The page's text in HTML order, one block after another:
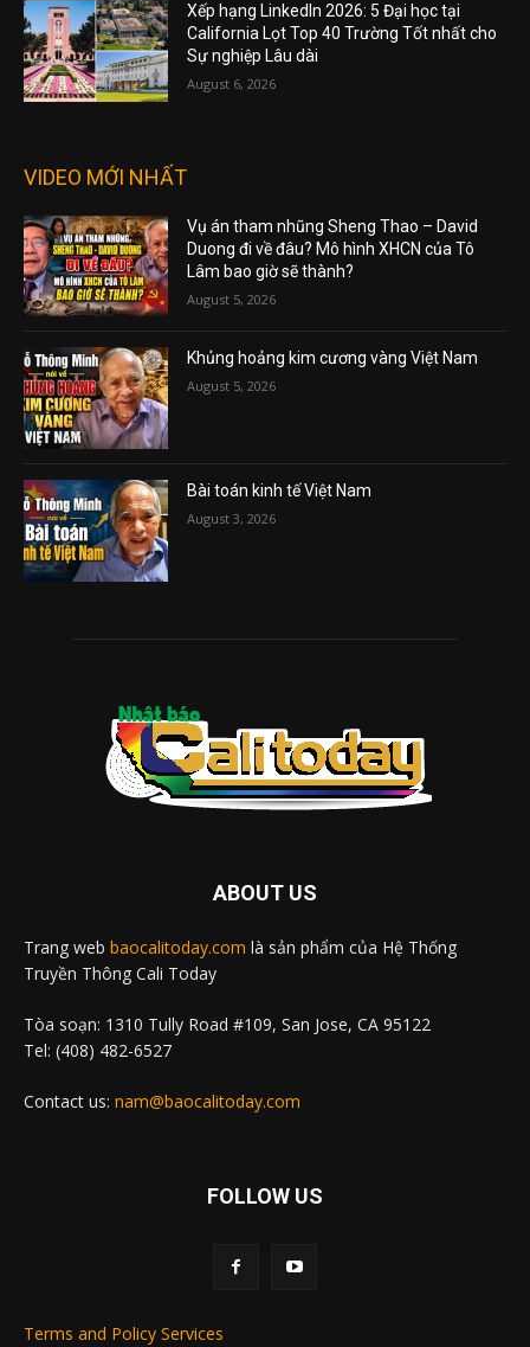
Xếp hạng LinkedIn 2026: 5 Đại học tại
California Lọt Top 40 Trường Tốt nhất cho
Sự nghiệp Lâu dài
August 6, 2026
VIDEO MỚI NHẤT
Vụ án tham nhũng Sheng Thao – David
Duong đi về đâu? Mô hình XHCN của Tô
Lâm bao giờ sẽ thành?
August 5, 2026
Khủng hoảng kim cương vàng Việt Nam
August 5, 2026
Bài toán kinh tế Việt Nam
August 3, 2026
ABOUT US
Trang web baocalitoday.com là sản phẩm của Hệ Thống
Truyền Thông Cali Today
Tòa soạn: 1310 Tully Road #109, San Jose, CA 95122
Tel: (408) 482-6527
Contact us: nam@baocalitoday.com
FOLLOW US
Terms and Policy Services